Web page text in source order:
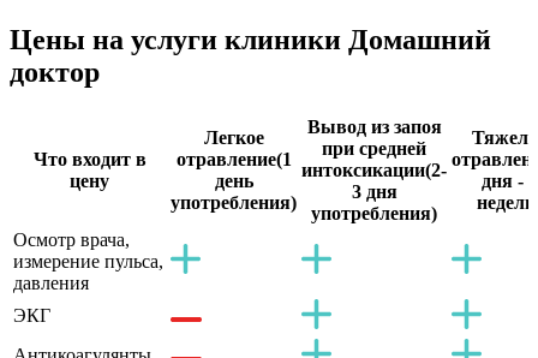
Цены на услуги клиники Домашний
доктор
Что входит в
цену
Легкое
отравление(1
день
употребления)
Вывод из запоя
при средней
интоксикации(2-
3 дня
употребления)
дня - 2
Осмотр врача,
измерение пульса,
давления
ЭКГ